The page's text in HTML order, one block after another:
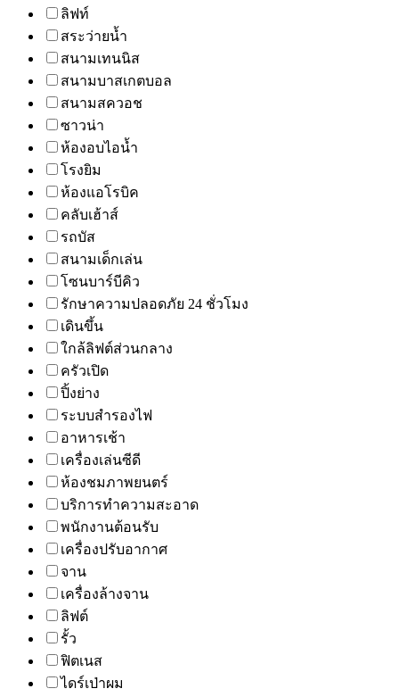
ลิฟท์
สระว่ายน้ำ
สนามเทนนิส
สนามบาสเกตบอล
สนามสควอช
ซาวน่า
ห้องอบไอน้ำ
โรงยิม
ห้องแอโรบิค
คลับเฮ้าส์
รถบัส
สนามเด็กเล่น
โซนบาร์บีคิว
รักษาความปลอดภัย 24 ชั่วโมง
เดินขึ้น
ใกล้ลิฟต์ส่วนกลาง
ครัวเปิด
ปิ้งย่าง
ระบบสำรองไฟ
อาหารเช้า
เครื่องเล่นซีดี
ห้องชมภาพยนตร์
บริการทำความสะอาด
พนักงานต้อนรับ
เครื่องปรับอากาศ
จาน
เครื่องล้างจาน
ลิฟต์
รั้ว
ฟิตเนส
ไดร์เป่าผม